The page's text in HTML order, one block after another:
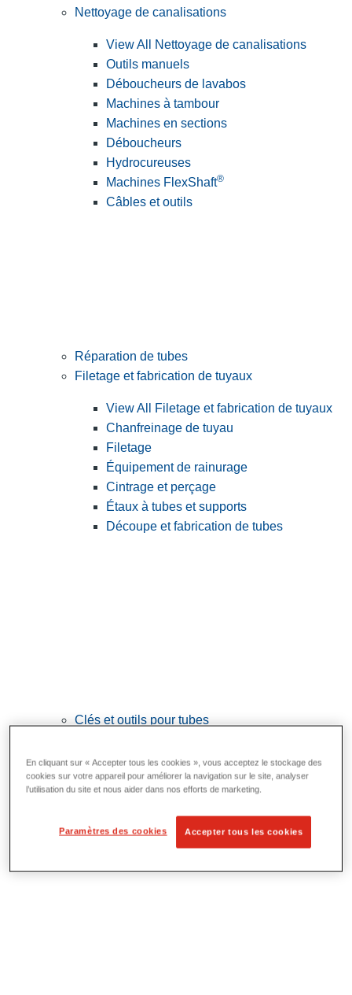
Nettoyage de canalisations
View All Nettoyage de canalisations
Outils manuels
Déboucheurs de lavabos
Machines à tambour
Machines en sections
Déboucheurs
Hydrocureuses
Machines FlexShaft®
Câbles et outils
Réparation de tubes
Filetage et fabrication de tuyaux
View All Filetage et fabrication de tuyaux
Chanfreinage de tuyau
Filetage
Équipement de rainurage
Cintrage et perçage
Étaux à tubes et supports
Découpe et fabrication de tubes
Clés et outils pour tubes
Clés
Cintrage et mise en forme
Préparation et découpe des tubes
En cliquant sur « Accepter tous les cookies », vous acceptez le stockage des
cookies sur votre appareil pour améliorer la navigation sur le site, analyser
l’utilisation du site et nous aider dans nos efforts de marketing.
Paramètres des cookies Accepter tous les cookies